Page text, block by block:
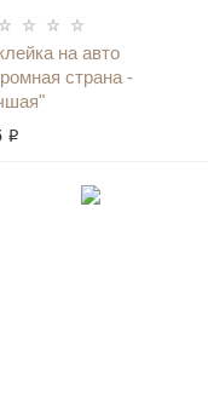
на авто
страна -
₽